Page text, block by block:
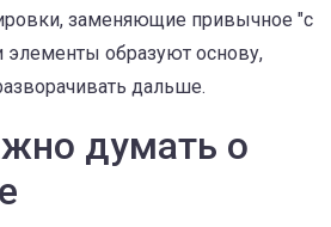
заменяющие привычное "с
элементы образуют основу,
дальше.
думать о